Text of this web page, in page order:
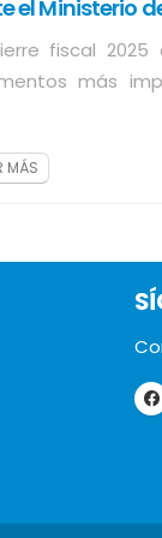
el Ministerio
fiscal
más
MÁS